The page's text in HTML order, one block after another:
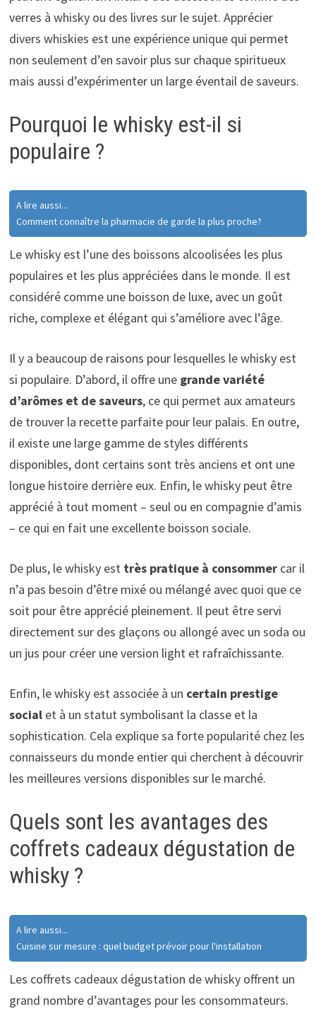
verres à whisky ou des livres sur le sujet. Apprécier
divers whiskies est une expérience unique qui permet
non seulement d’en savoir plus sur chaque spiritueux
mais aussi d’expérimenter un large éventail de saveurs.
Pourquoi le whisky est-il si
populaire ?
A lire aussi...
Comment connaître la pharmacie de garde la plus proche?
Le whisky est l’une des boissons alcoolisées les plus
populaires et les plus appréciées dans le monde. Il est
considéré comme une boisson de luxe, avec un goût
riche, complexe et élégant qui s’améliore avec l’âge.
Il y a beaucoup de raisons pour lesquelles le whisky est
si populaire. D’abord, il offre unegrande variété
d’arômes et de saveurs, ce qui permet aux amateurs
de trouver la recette parfaite pour leur palais. En outre,
il existe une large gamme de styles différents
disponibles, dont certains sont très anciens et ont une
longue histoire derrière eux. Enfin, le whisky peut être
apprécié à tout moment – seul ou en compagnie d’amis
– ce qui en fait une excellente boisson sociale.
De plus, le whisky est très pratique à consommercar il
n’a pas besoin d’être mixé ou mélangé avec quoi que ce
soit pour être apprécié pleinement. Il peut être servi
directement sur des glaçons ou allongé avec un soda ou
un jus pour créer une version light et rafraîchissante.
Enfin, le whisky est associée à un certain prestige
socialet à un statut symbolisant la classe et la
sophistication. Cela explique sa forte popularité chez les
connaisseurs du monde entier qui cherchent à découvrir
les meilleures versions disponibles sur le marché.
Quels sont les avantages des
coffrets cadeaux dégustation de
whisky ?
A lire aussi...
Cuisine sur mesure : quel budget prévoir pour l'installation
Les coffrets cadeaux dégustation de whisky offrent un
grand nombre d’avantages pour les consommateurs.